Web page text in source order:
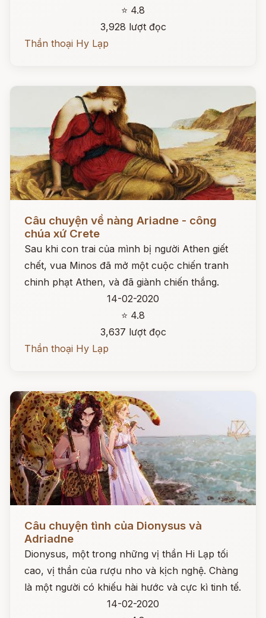
⭐ 4.8
3,928 lượt đọc
Thần thoại Hy Lạp
Câu chuyện về nàng Ariadne - công
chúa xứ Crete
Sau khi con trai của mình bị người Athen giết
chết, vua Minos đã mở một cuộc chiến tranh
chinh phạt Athen, và đã giành chiến thắng.
14-02-2020
⭐ 4.8
3,637 lượt đọc
Thần thoại Hy Lạp
Câu chuyện tình của Dionysus và
Adriadne
Dionysus, một trong những vị thần Hi Lạp tối
cao, vị thần của rượu nho và kịch nghệ. Chàng
là một người có khiếu hài hước và cực kì tinh tế.
14-02-2020